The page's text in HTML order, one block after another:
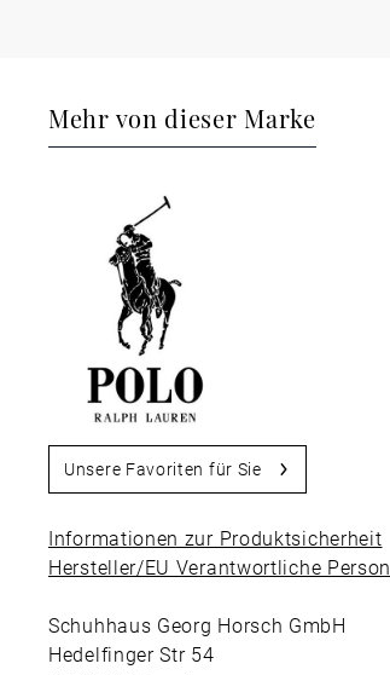
Mehr von dieser Marke
Unsere Favoriten für Sie
Informationen zur Produktsicherheit
Hersteller/EU Verantwortliche Person
Schuhhaus Georg Horsch GmbH
Hedelfinger Str 54